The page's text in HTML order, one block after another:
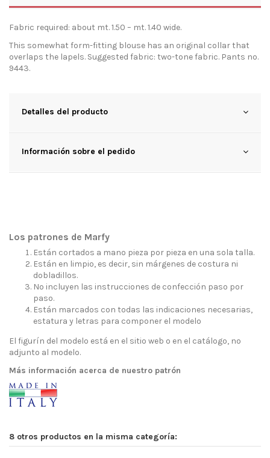
Fabric required: about mt. 1.50 – mt. 1.40 wide.
This somewhat form-fitting blouse has an original collar that
overlaps the lapels. Suggested fabric: two-tone fabric. Pants no.
9443.
Detalles del producto
Información sobre el pedido
Los patrones de Marfy
Están cortados a mano pieza por pieza en una sola talla.
Están en limpio, es decir, sin márgenes de costura ni
dobladillos.
No incluyen las instrucciones de confección paso por
paso.
Están marcados con todas las indicaciones necesarias,
estatura y letras para componer el modelo
El figurín del modelo está en el sitio web o en el catálogo, no
adjunto al modelo.
Más información acerca de nuestro patrón
8 otros productos en la misma categoría: